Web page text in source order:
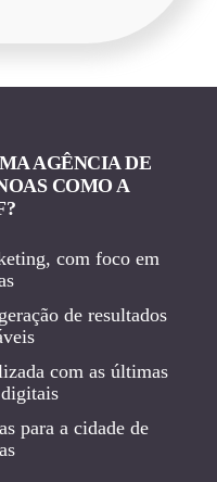
AGÊNCIA DE
COMO A
com foco em
de resultados
com as últimas
para a cidade de